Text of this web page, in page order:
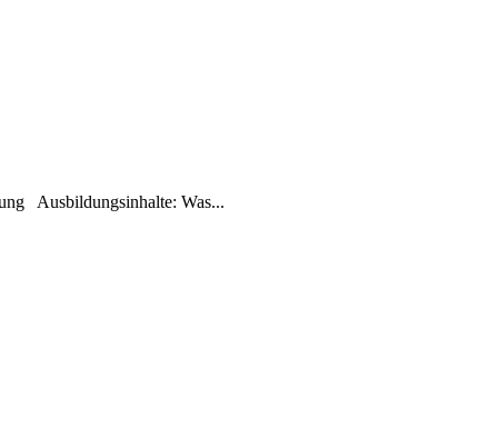
Ausbildungsinhalte: Was...